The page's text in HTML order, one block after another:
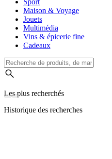
Sport
Maison & Voyage
Jouets
Multimédia
Vins & épicerie fine
Cadeaux
Les plus recherchés
Historique des recherches